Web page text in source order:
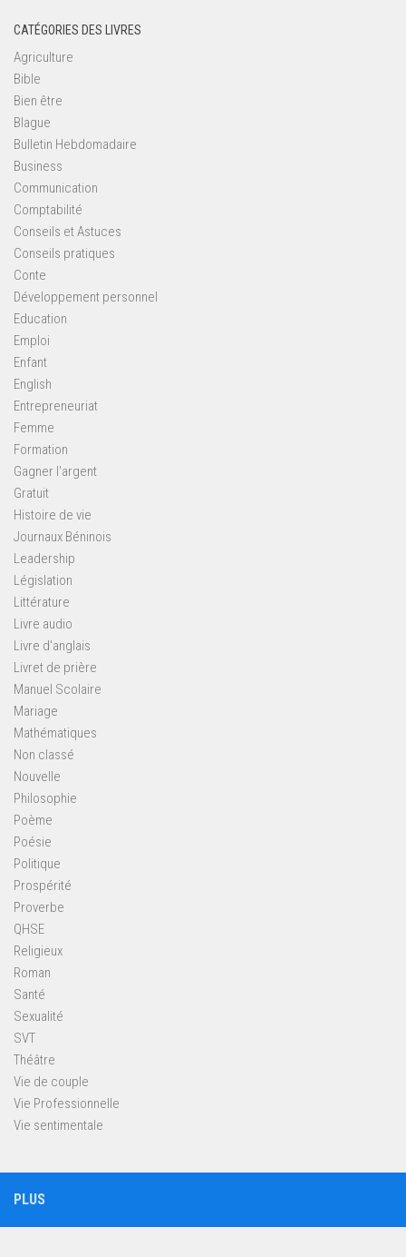
CATÉGORIES DES LIVRES
Agriculture
Bible
Bien être
Blague
Bulletin Hebdomadaire
Business
Communication
Comptabilité
Conseils et Astuces
Conseils pratiques
Conte
Développement personnel
Education
Emploi
Enfant
English
Entrepreneuriat
Femme
Formation
Gagner l'argent
Gratuit
Histoire de vie
Journaux Béninois
Leadership
Législation
Littérature
Livre audio
Livre d'anglais
Livret de prière
Manuel Scolaire
Mariage
Mathématiques
Non classé
Nouvelle
Philosophie
Poème
Poésie
Politique
Prospérité
Proverbe
QHSE
Religieux
Roman
Santé
Sexualité
SVT
Théâtre
Vie de couple
Vie Professionnelle
Vie sentimentale
PLUS